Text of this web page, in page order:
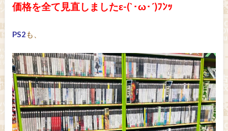
価格を全て見直しましたε-(`･ω･´)ﾌﾝｯ
PS2も、